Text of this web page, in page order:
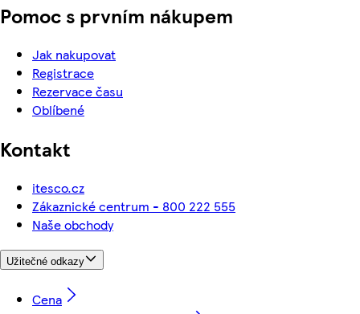
Pomoc s prvním nákupem
Jak nakupovat
Registrace
Rezervace času
Oblíbené
Kontakt
itesco.cz
Zákaznické centrum - 800 222 555
Naše obchody
Užitečné odkazy
Cena